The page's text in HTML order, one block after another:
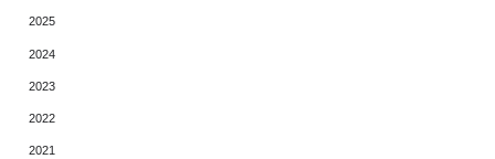
2025
2024
2023
2022
2021